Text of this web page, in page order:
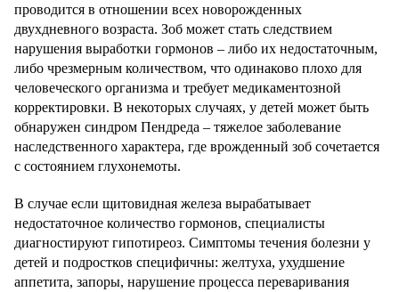
проводится в отношении всех новорожденных
двухдневного возраста. Зоб может стать следствием
нарушения выработки гормонов – либо их недостаточным,
либо чрезмерным количеством, что одинаково плохо для
человеческого организма и требует медикаментозной
корректировки. В некоторых случаях, у детей может быть
обнаружен синдром Пендреда – тяжелое заболевание
наследственного характера, где врожденный зоб сочетается
с состоянием глухонемоты.
В случае если щитовидная железа вырабатывает
недостаточное количество гормонов, специалисты
диагностируют гипотиреоз. Симптомы течения болезни у
детей и подростков специфичны: желтуха, ухудшение
аппетита, запоры, нарушение процесса переваривания